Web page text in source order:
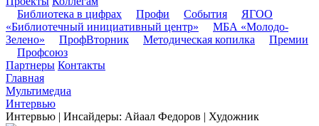
Библиотека в цифрах
Профи События
ЯГОО
«Библиотечный инициативный центр»
МБА «Молодо-
Зелено»
ПрофВторник Методическая копилка
Премии
Профсоюз
Партнеры Контакты
Главная
Мультимедиа
Интервью
Интервью | Инсайдеры: Айаал Федоров | Художник